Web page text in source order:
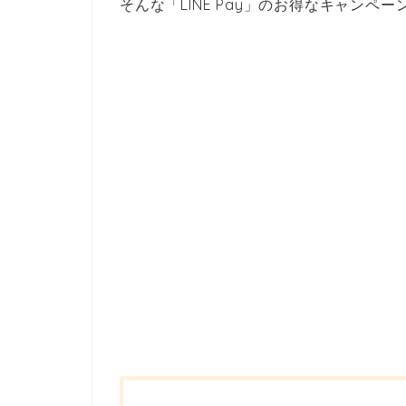
そんな「LINE Pay」のお得なキャンペー